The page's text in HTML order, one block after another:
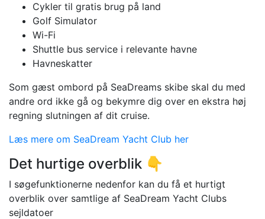
Cykler til gratis brug på land
Golf Simulator
Wi-Fi
Shuttle bus service i relevante havne
Havneskatter
Som gæst ombord på SeaDreams skibe skal du med
andre ord ikke gå og bekymre dig over en ekstra høj
regning slutningen af dit cruise.
Læs mere om SeaDream Yacht Club her
Det hurtige overblik 👇
I søgefunktionerne nedenfor kan du få et hurtigt
overblik over samtlige af SeaDream Yacht Clubs
sejldatoer